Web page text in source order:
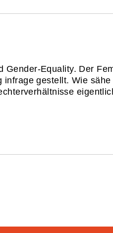
Equality. Der
gestellt. Wie